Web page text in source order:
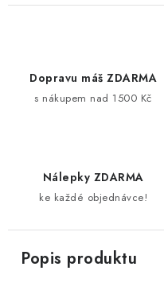
Dopravu máš ZDARMA
s nákupem nad 1500 Kč
Nálepky ZDARMA
ke každé objednávce!
Popis produktu